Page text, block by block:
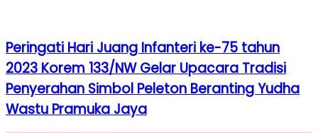
Peringati Hari Juang Infanteri ke-75 tahun
2023 Korem 133/NW Gelar Upacara Tradisi
Penyerahan Simbol Peleton Beranting Yudha
Wastu Pramuka Jaya